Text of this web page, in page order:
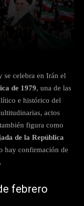
se celebra en Irán el
de 1979, una de las
e histórico del
actos
figura como
de la República
hay confirmación de
febrero